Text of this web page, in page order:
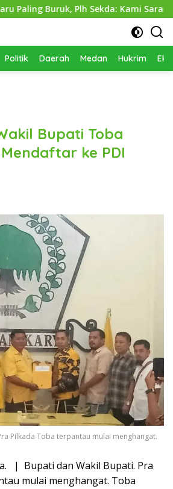
Plh Sekda: Kami Sarankan
Politik Daerah Medan Hukrim
Bupati Toba
ke PDI
Pilkada Toba terpantau mulai menghangat.
| Bupati dan Wakil Bupati. Pra
mulai menghangat. Toba